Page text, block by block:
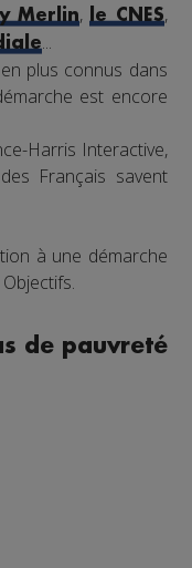
Merlin, le CNES,
...
plus connus dans
est encore
Harris Interactive,
Français savent
à une démarche
de pauvreté